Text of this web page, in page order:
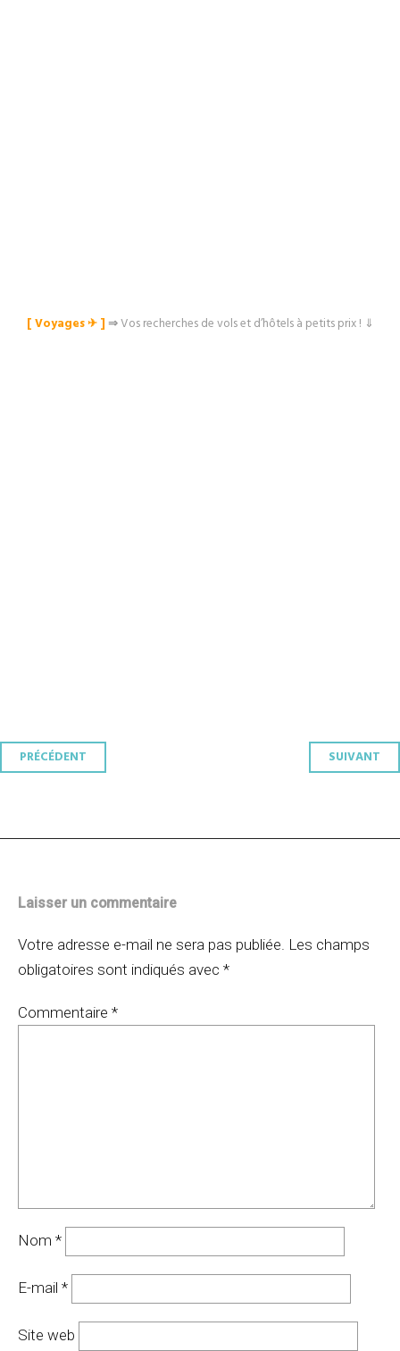
[ Voyages ✈︎ ]⇒Vos recherches de vols et d’hôtels à petits prix ! ⇓
Navigation
PRÉCÉDENT SUIVANT
Laisser un commentaire
Votre adresse e-mail ne sera pas publiée. Les champs
obligatoires sont indiqués avec *
Commentaire *
Nom *
E-mail *
Site web